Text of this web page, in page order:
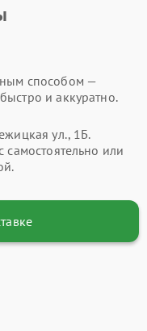
способом —
и аккуратно.
ул., 1Б.
самостоятельно или